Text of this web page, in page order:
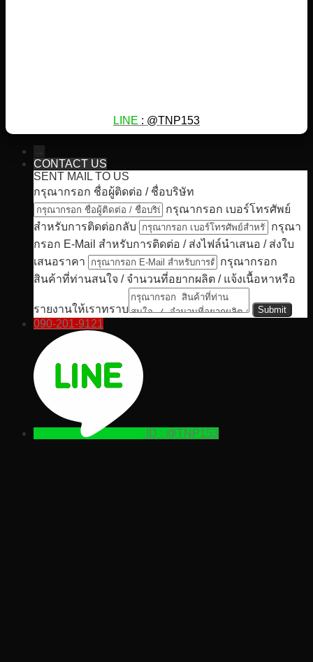
LINE : @TNP153
CONTACT US
SENT MAIL TO US
กรุณากรอก ชื่อผู้ติดต่อ / ชื่อบริษัท
กรุณากรอก เบอร์โทรศัพย์
สำหรับการติดต่อกลับ
กรุณา
กรอก E-Mail สำหรับการติดต่อ / ส่งไฟล์นำเสนอ / ส่งใบ
เสนอราคา
กรุณากรอก
สินค้าที่ท่านสนใจ / จำนวนที่อยากผลิต / แจ้งเนื้อหาหรือ
รายงานให้เราทราบ
090-201-9121
ID : @TNP153